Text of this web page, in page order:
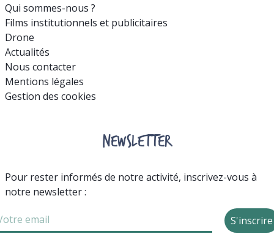
Qui sommes-nous ?
Films institutionnels et publicitaires
Drone
Actualités
Nous contacter
Mentions légales
Gestion des cookies
NEWSLETTER
Pour rester informés de notre activité, inscrivez-vous à
notre newsletter :
S'inscrire